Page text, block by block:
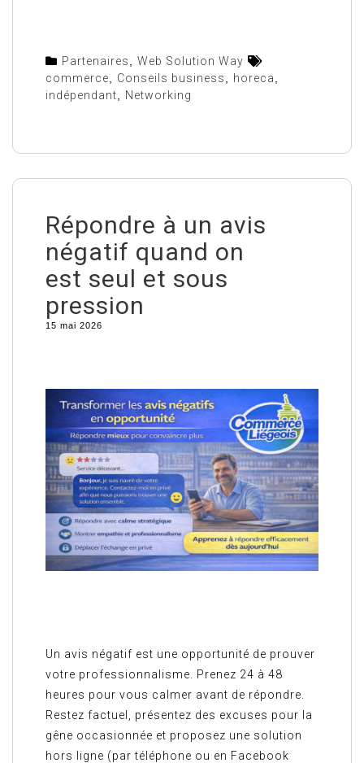
Partenaires
Web Solution Way
commerce
Conseils business horeca
indépendant
Networking
Répondre à un avis
négatif quand on
est seul et sous
pression
15 mai 2026
Un avis négatif est une opportunité de prouver
votre professionnalisme. Prenez 24 à 48
heures pour vous calmer avant de répondre.
Restez factuel, présentez des excuses pour la
gêne occasionnée et proposez une solution
hors ligne (par téléphone ou en Facebook